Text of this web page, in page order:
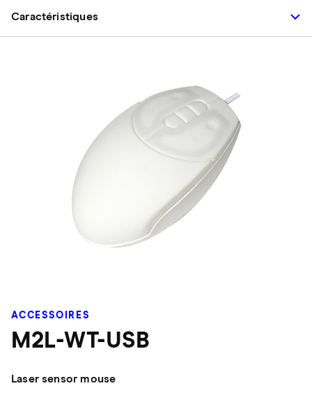
Caractéristiques
ACCESSOIRES
M2L-WT-USB
Laser sensor mouse